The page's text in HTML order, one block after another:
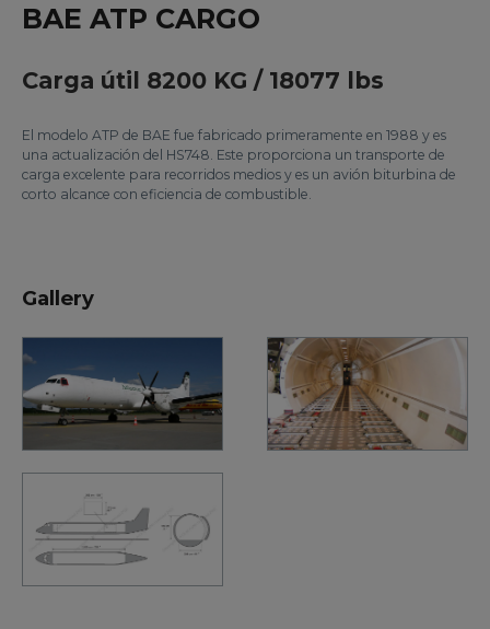
BAE ATP CARGO
Carga útil 8200 KG / 18077 lbs
El modelo ATP de BAE fue fabricado primeramente en 1988 y es
una actualización del HS748. Este proporciona un transporte de
carga excelente para recorridos medios y es un avión biturbina de
corto alcance con eficiencia de combustible.
Gallery